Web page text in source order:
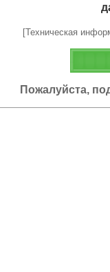
[Техническая
Пожалуйста,